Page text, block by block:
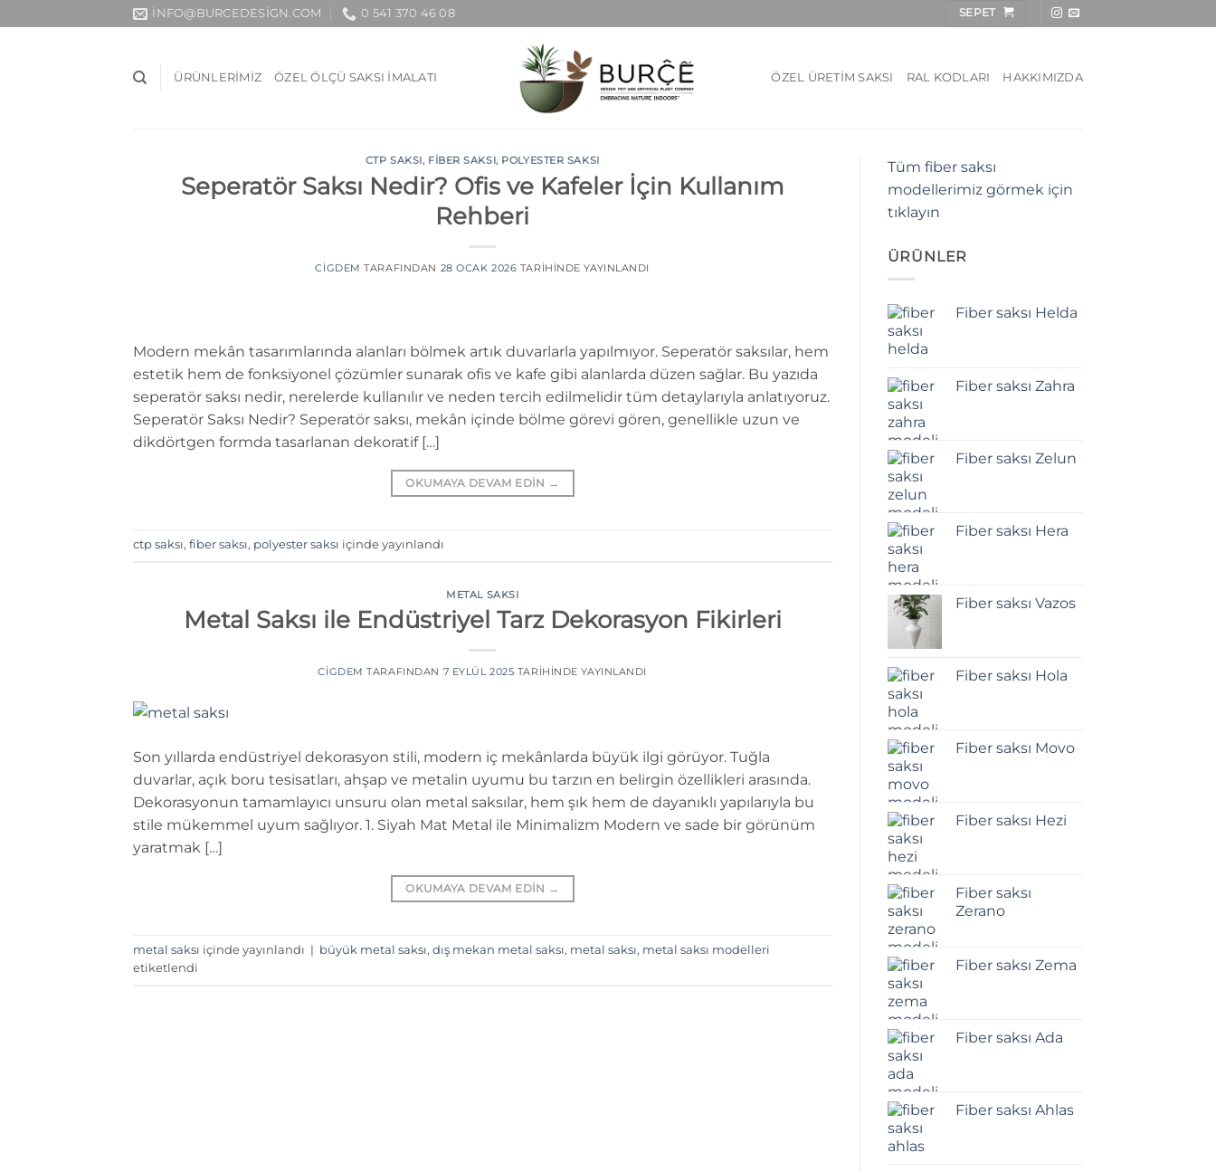
atla
INFO@BURCEDESIGN.COM 0 541 370 46 08 SEPET
ÜRÜNLERIMIZ ÖZEL ÖLÇÜ SAKSI IMALATI ÖZEL ÜRETIM SAKSI RAL KODLARI HAKKIMIZDA
CTP SAKSI, FIBER SAKSI, POLYESTER SAKSI
Seperatör Saksı Nedir? Ofis ve Kafeler İçin Kullanım
Rehberi
CIGDEM TARAFINDAN 28 OCAK 2026 TARIHINDE YAYINLANDI
Modern mekân tasarımlarında alanları bölmek artık duvarlarla yapılmıyor. Seperatör saksılar, hem
estetik hem de fonksiyonel çözümler sunarak ofis ve kafe gibi alanlarda düzen sağlar. Bu yazıda
seperatör saksı nedir, nerelerde kullanılır ve neden tercih edilmelidir tüm detaylarıyla anlatıyoruz.
Seperatör Saksı Nedir? Seperatör saksı, mekân içinde bölme görevi gören, genellikle uzun ve
dikdörtgen formda tasarlanan dekoratif […]
OKUMAYA DEVAM EDIN →
ctp saksı, fiber saksı, polyester saksı içinde yayınlandı
METAL SAKSI
Metal Saksı ile Endüstriyel Tarz Dekorasyon Fikirleri
CIGDEM TARAFINDAN 7 EYLÜL 2025 TARIHINDE YAYINLANDI
Son yıllarda endüstriyel dekorasyon stili, modern iç mekânlarda büyük ilgi görüyor. Tuğla
duvarlar, açık boru tesisatları, ahşap ve metalin uyumu bu tarzın en belirgin özellikleri arasında.
Dekorasyonun tamamlayıcı unsuru olan metal saksılar, hem şık hem de dayanıklı yapılarıyla bu
stile mükemmel uyum sağlıyor. 1. Siyah Mat Metal ile Minimalizm Modern ve sade bir görünüm
yaratmak […]
OKUMAYA DEVAM EDIN →
metal saksı içinde yayınlandı | büyük metal saksı, dış mekan metal saksı, metal saksı, metal saksı modelleri
etiketlendi
Tüm fiber saksı
modellerimiz görmek için
tıklayın
ÜRÜNLER
Fiber saksı Helda
Fiber saksı Zahra
Fiber saksı Zelun
Fiber saksı Hera
Fiber saksı Vazos
Fiber saksı Hola
Fiber saksı Movo
Fiber saksı Hezi
Fiber saksı
Zerano
Fiber saksı Zema
Fiber saksı Ada
Fiber saksı Ahlas